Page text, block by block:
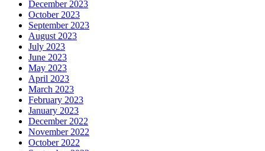
December 2023
October 2023
September 2023
August 2023
July 2023
June 2023
May 2023
April 2023
March 2023
February 2023
January 2023
December 2022
November 2022
October 2022